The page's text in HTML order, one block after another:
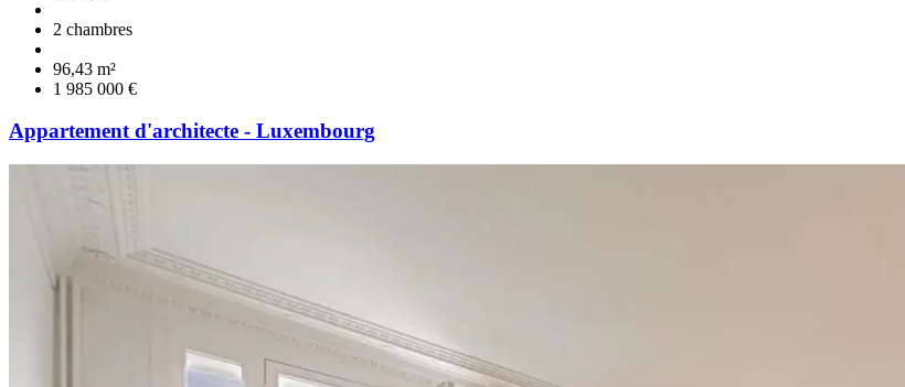
2 chambres
96,43 m²
1 985 000 €
Appartement d'architecte - Luxembourg